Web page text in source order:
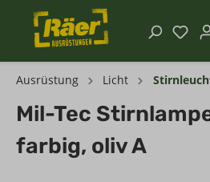
Ausrüstung Licht
Mil-Tec
farbig, oliv A